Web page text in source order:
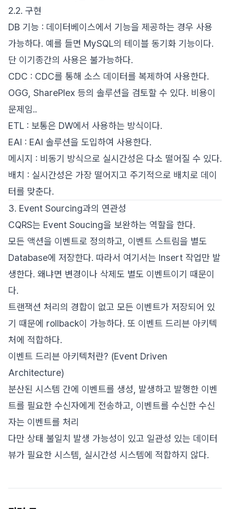
2.2. 구현
DB 기능 : 데이터베이스에서 기능을 제공하는 경우 사용
가능하다. 예를 들면 MySQL의 테이블 동기화 기능이다.
단 이기종간의 사용은 불가능하다.
CDC : CDC를 통해 소스 데이터를 복제하여 사용한다.
OGG, SharePlex 등의 솔루션을 검토할 수 있다. 비용이
문제임..
ETL : 보통은 DW에서 사용하는 방식이다.
EAI : EAI 솔루션을 도입하여 사용한다.
메시지 : 비동기 방식으로 실시간성은 다소 떨어질 수 있다.
배치 : 실시간성은 가장 떨어지고 주기적으로 배치로 데이
터를 맞춘다.
3. Event Sourcing과의 연관성
CQRS는 Event Soucing을 보완하는 역할을 한다.
모든 액션을 이벤트로 정의하고, 이벤트 스트림을 별도
Database에 저장한다. 따라서 여기서는 Insert 작업만 발
생한다. 왜냐면 변경이나 삭제도 별도 이벤트이기 때문이
다.
트랜잭션 처리의 경합이 없고 모든 이벤트가 저장되어 있
기 때문에 rollback이 가능하다. 또 이벤트 드리븐 아키텍
처에 적합하다.
이벤트 드리븐 아키텍처란? (Event Driven
Architecture)
분산된 시스템 간에 이벤트를 생성, 발생하고 발행한 이벤
트를 필요한 수신자에게 전송하고, 이벤트를 수신한 수신
자는 이벤트를 처리
다만 상태 불일치 발생 가능성이 있고 일관성 있는 데이터
뷰가 필요한 시스템, 실시간성 시스템에 적합하지 않다.